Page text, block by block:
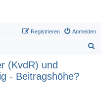
Anmelden
Registrieren
(KvdR) und
- Beitragshöhe?